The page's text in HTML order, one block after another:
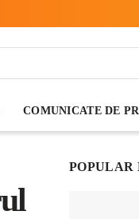
COMUNICATE DE
POPULAR